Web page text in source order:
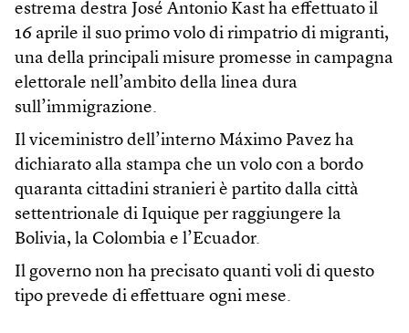
estrema destra José Antonio Kast ha effettuato il
16 aprile il suo primo volo di rimpatrio di migranti,
una della principali misure promesse in campagna
elettorale nell’ambito della linea dura
sull’immigrazione.
Il viceministro dell’interno Máximo Pavez ha
dichiarato alla stampa che un volo con a bordo
quaranta cittadini stranieri è partito dalla città
settentrionale di Iquique per raggiungere la
Bolivia, la Colombia e l’Ecuador.
Il governo non ha precisato quanti voli di questo
tipo prevede di effettuare ogni mese.